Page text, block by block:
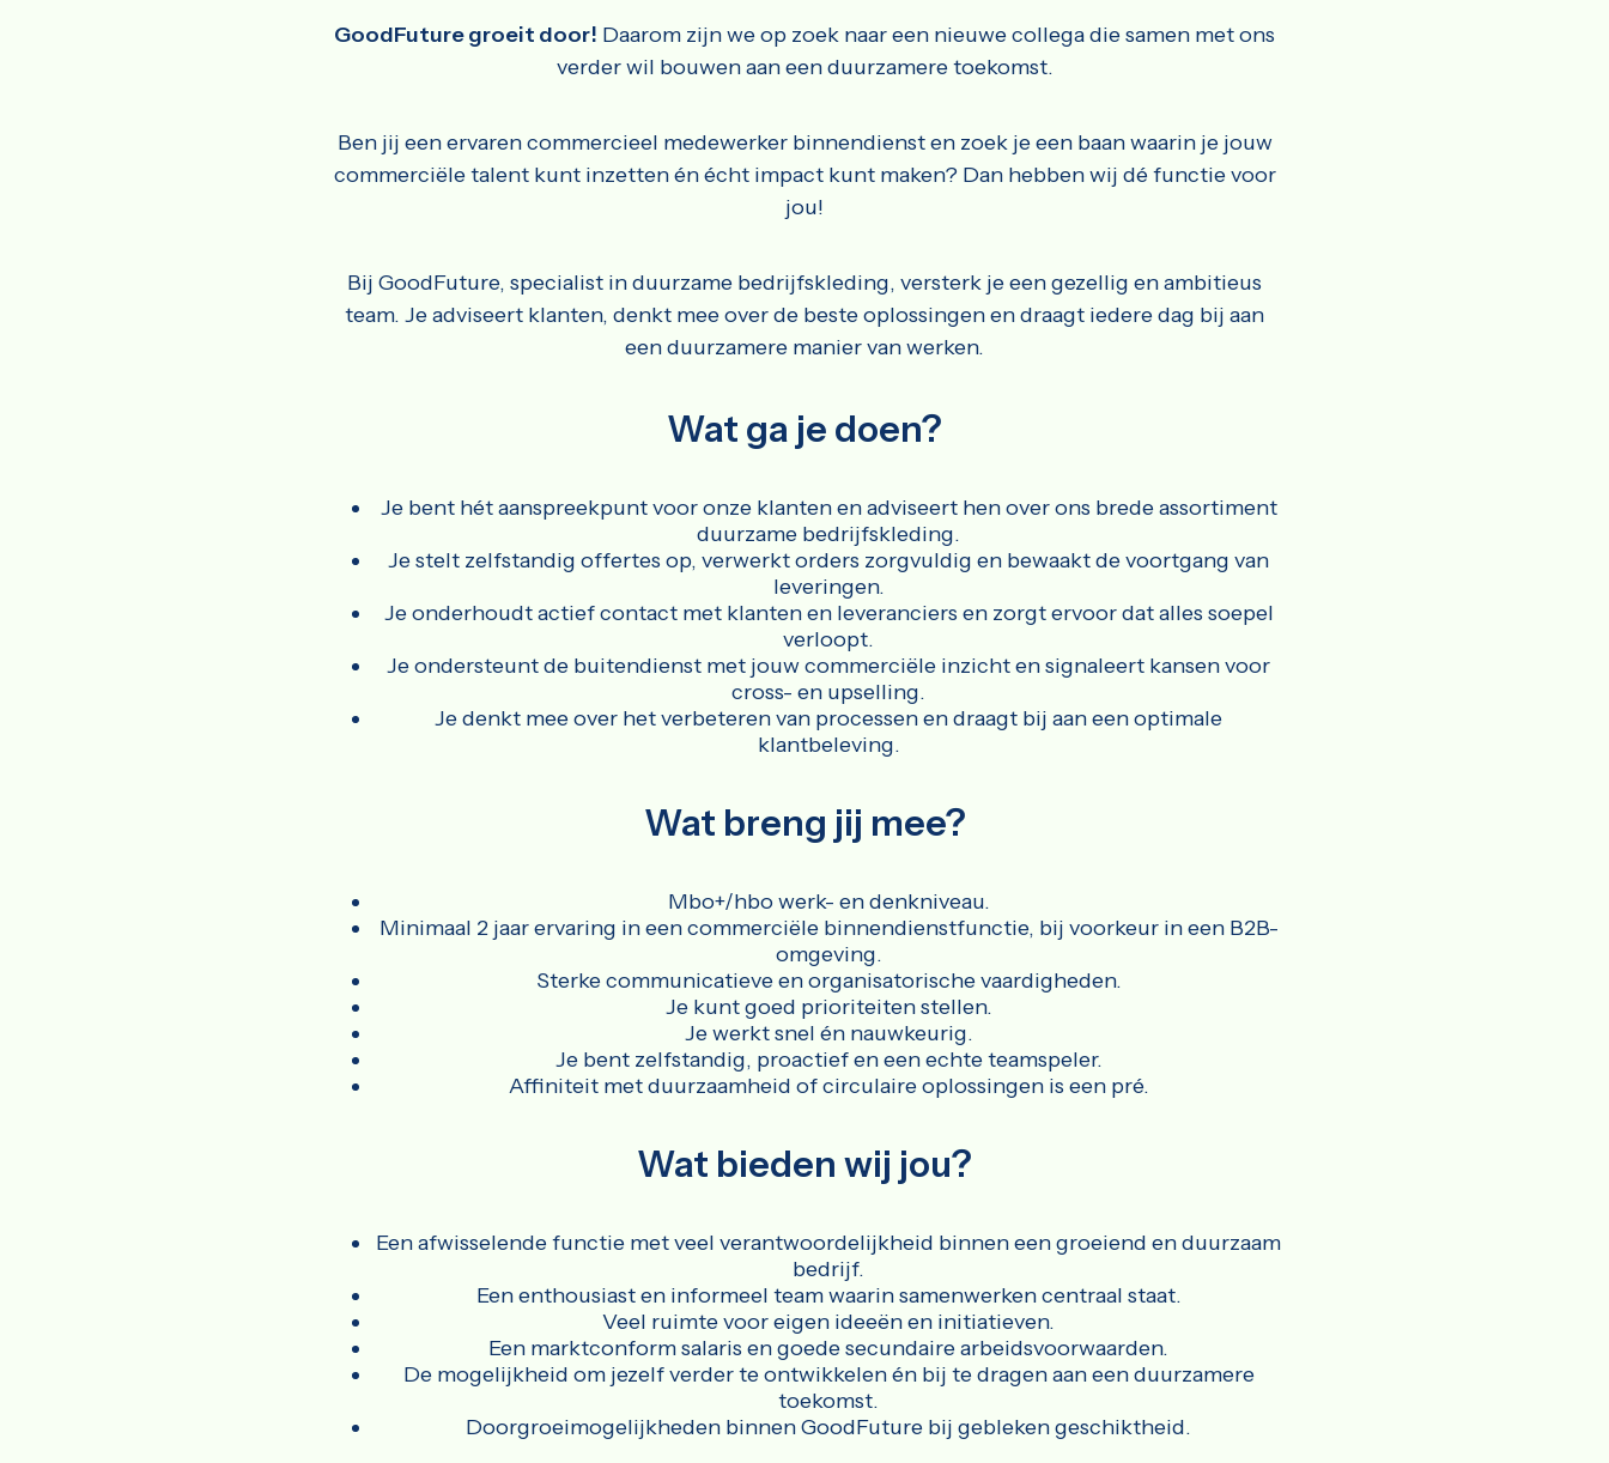
GoodFuture groeit door! Daarom zijn we op zoek naar een nieuwe collega die samen met ons
verder wil bouwen aan een duurzamere toekomst.
Ben jij een ervaren commercieel medewerker binnendienst en zoek je een baan waarin je jouw
commerciële talent kunt inzetten én écht impact kunt maken? Dan hebben wij dé functie voor
jou!
Bij GoodFuture, specialist in duurzame bedrijfskleding, versterk je een gezellig en ambitieus
team. Je adviseert klanten, denkt mee over de beste oplossingen en draagt iedere dag bij aan
een duurzamere manier van werken.
Wat ga je doen?
Je bent hét aanspreekpunt voor onze klanten en adviseert hen over ons brede assortiment
duurzame bedrijfskleding.
Je stelt zelfstandig offertes op, verwerkt orders zorgvuldig en bewaakt de voortgang van
leveringen.
Je onderhoudt actief contact met klanten en leveranciers en zorgt ervoor dat alles soepel
verloopt.
Je ondersteunt de buitendienst met jouw commerciële inzicht en signaleert kansen voor
cross- en upselling.
Je denkt mee over het verbeteren van processen en draagt bij aan een optimale
klantbeleving.
Wat breng jij mee?
Mbo+/hbo werk- en denkniveau.
Minimaal 2 jaar ervaring in een commerciële binnendienstfunctie, bij voorkeur in een B2B-
omgeving.
Sterke communicatieve en organisatorische vaardigheden.
Je kunt goed prioriteiten stellen.
Je werkt snel én nauwkeurig.
Je bent zelfstandig, proactief en een echte teamspeler.
Affiniteit met duurzaamheid of circulaire oplossingen is een pré.
Wat bieden wij jou?
Een afwisselende functie met veel verantwoordelijkheid binnen een groeiend en duurzaam
bedrijf.
Een enthousiast en informeel team waarin samenwerken centraal staat.
Veel ruimte voor eigen ideeën en initiatieven.
Een marktconform salaris en goede secundaire arbeidsvoorwaarden.
De mogelijkheid om jezelf verder te ontwikkelen én bij te dragen aan een duurzamere
toekomst.
Doorgroeimogelijkheden binnen GoodFuture bij gebleken geschiktheid.